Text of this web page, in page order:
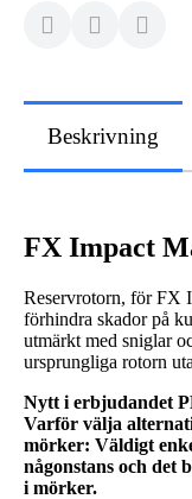
Beskrivning
FX Impact
Reservrotorn, för FX
förhindra skador på
utmärkt med sniglar
ursprungliga rotorn
Nytt i erbjudandet
Varför välja
mörker: Väldigt
någonstans och det
i mörker.